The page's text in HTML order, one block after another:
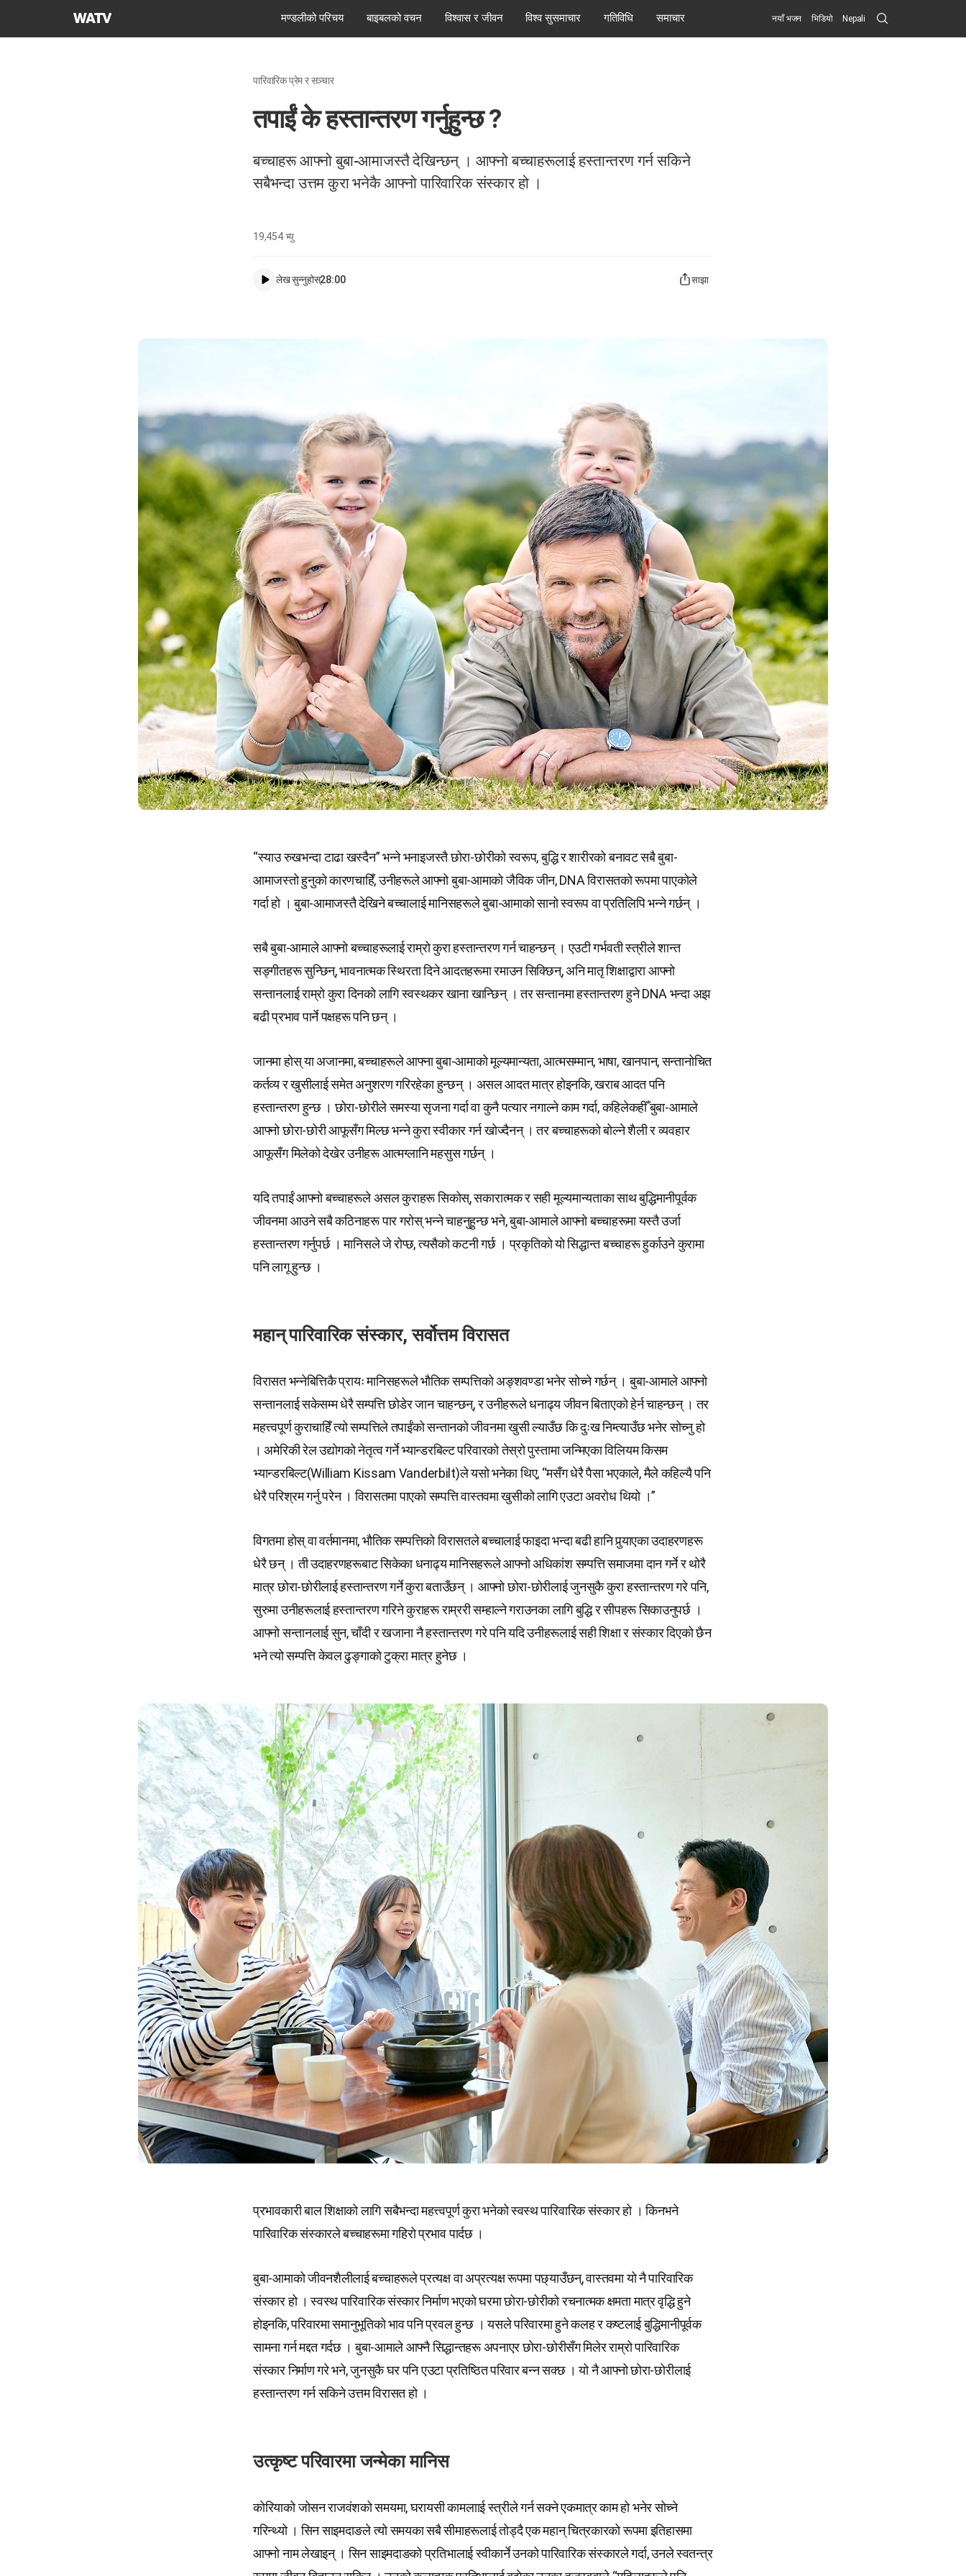
परमेश्वरको
मण्डलीको परिचय बाइबलको वचन विश्वास र जीवन विश्व सुसमाचार गतिविधि समाचार नयाँ भजन भिडियो Nepali Search
Submit
पारिवारिक प्रेम र सञ्चार
तपाईं के हस्तान्तरण गर्नुहुन्छ ?
बच्चाहरू आफ्नो बुबा-आमाजस्तै देखिन्छन् । आफ्नो बच्चाहरूलाई हस्तान्तरण गर्न सकिने
सबैभन्दा उत्तम कुरा भनेकै आफ्नो पारिवारिक संस्कार हो ।
19,454भ्यु
लेख सुन्नुहोस्28:00 साझा
“स्याउ रुखभन्दा टाढा खस्दैन” भन्ने भनाइजस्तै छोरा-छोरीको स्वरूप, बुद्धि र शारीरको बनावट सबै बुबा-
आमाजस्तो हुनुको कारणचाहिँ, उनीहरूले आफ्नो बुबा-आमाको जैविक जीन, DNA विरासतको रूपमा पाएकोले
गर्दा हो । बुबा-आमाजस्तै देखिने बच्चालाई मानिसहरूले बुबा-आमाको सानो स्वरूप वा प्रतिलिपि भन्ने गर्छन् ।
सबै बुबा-आमाले आफ्नो बच्चाहरूलाई राम्रो कुरा हस्तान्तरण गर्न चाहन्छन् । एउटी गर्भवती स्त्रीले शान्त
सङ्गीतहरू सुन्छिन्, भावनात्मक स्थिरता दिने आदतहरूमा रमाउन सिक्छिन्, अनि मातृ शिक्षाद्वारा आफ्नो
सन्तानलाई राम्रो कुरा दिनको लागि स्वस्थकर खाना खान्छिन् । तर सन्तानमा हस्तान्तरण हुने DNA भन्दा अझ
बढी प्रभाव पार्ने पक्षहरू पनि छन् ।
जानमा होस् या अजानमा, बच्चाहरूले आफ्ना बुबा-आमाको मूल्यमान्यता, आत्मसम्मान, भाषा, खानपान, सन्तानोचित
कर्तव्य र खुसीलाई समेत अनुशरण गरिरहेका हुन्छन् । असल आदत मात्र होइनकि, खराब आदत पनि
हस्तान्तरण हुन्छ । छोरा-छोरीले समस्या सृजना गर्दा वा कुनै पत्यार नगाल्ने काम गर्दा, कहिलेकहीँ बुबा-आमाले
आफ्नो छोरा-छोरी आफूसँग मिल्छ भन्ने कुरा स्वीकार गर्न खोज्दैनन् । तर बच्चाहरूको बोल्ने शैली र व्यवहार
आफूसँग मिलेको देखेर उनीहरू आत्मग्लानि महसुस गर्छन् ।
यदि तपाईं आफ्नो बच्चाहरूले असल कुराहरू सिकोस्, सकारात्मक र सही मूल्यमान्यताका साथ बुद्धिमानीपूर्वक
जीवनमा आउने सबै कठिनाहरू पार गरोस् भन्ने चाहनुहुन्छ भने, बुबा-आमाले आफ्नो बच्चाहरूमा यस्तै उर्जा
हस्तान्तरण गर्नुपर्छ । मानिसले जे रोप्छ, त्यसैको कटनी गर्छ । प्रकृतिको यो सिद्धान्त बच्चाहरू हुर्काउने कुरामा
पनि लागू हुन्छ ।
महान् पारिवारिक संस्कार, सर्वोत्तम विरासत
विरासत भन्नेबित्तिकै प्रायः मानिसहरूले भौतिक सम्पत्तिको अङ्शवण्डा भनेर सोच्ने गर्छन् । बुबा-आमाले आफ्नो
सन्तानलाई सकेसम्म धेरै सम्पत्ति छोडेर जान चाहन्छन्, र उनीहरूले धनाढ्य जीवन बिताएको हेर्न चाहन्छन् । तर
महत्त्वपूर्ण कुराचाहिँ त्यो सम्पत्तिले तपाईंको सन्तानको जीवनमा खुसी ल्याउँछ कि दुःख निम्त्याउँछ भनेर सोच्नु हो
। अमेरिकी रेल उद्योगको नेतृत्व गर्ने भ्यान्डरबिल्ट परिवारको तेस्रो पुस्तामा जन्मिएका विलियम किसम
भ्यान्डरबिल्ट(William Kissam Vanderbilt)ले यसो भनेका थिए, “मसँग धेरै पैसा भएकाले, मैले कहिल्यै पनि
धेरै परिश्रम गर्नु परेन । विरासतमा पाएको सम्पत्ति वास्तवमा खुसीको लागि एउटा अवरोध थियो ।”
विगतमा होस् वा वर्तमानमा, भौतिक सम्पत्तिको विरासतले बच्चालाई फाइदा भन्दा बढी हानि पुर्‍याएका उदाहरणहरू
धेरै छन् । ती उदाहरणहरूबाट सिकेका धनाढ्य मानिसहरूले आफ्नो अधिकांश सम्पत्ति समाजमा दान गर्ने र थोरै
मात्र छोरा-छोरीलाई हस्तान्तरण गर्ने कुरा बताउँछन् । आफ्नो छोरा-छोरीलाई जुनसुकै कुरा हस्तान्तरण गरे पनि,
सुरुमा उनीहरूलाई हस्तान्तरण गरिने कुराहरू राम्ररी सम्हाल्ने गराउनका लागि बुद्धि र सीपहरू सिकाउनुपर्छ ।
आफ्नो सन्तानलाई सुन, चाँदी र खजाना नै हस्तान्तरण गरे पनि यदि उनीहरूलाई सही शिक्षा र संस्कार दिएको छैन
भने त्यो सम्पत्ति केवल ढुङ्गाको टुक्रा मात्र हुनेछ ।
प्रभावकारी बाल शिक्षाको लागि सबैभन्दा महत्त्वपूर्ण कुरा भनेको स्वस्थ पारिवारिक संस्कार हो । किनभने
पारिवारिक संस्कारले बच्चाहरूमा गहिरो प्रभाव पार्दछ ।
बुबा-आमाको जीवनशैलीलाई बच्चाहरूले प्रत्यक्ष वा अप्रत्यक्ष रूपमा पछ्याउँछन्, वास्तवमा यो नै पारिवारिक
संस्कार हो । स्वस्थ पारिवारिक संस्कार निर्माण भएको घरमा छोरा-छोरीको रचनात्मक क्षमता मात्र वृद्धि हुने
होइनकि, परिवारमा समानुभूतिको भाव पनि प्रवल हुन्छ । यसले परिवारमा हुने कलह र कष्टलाई बुद्धिमानीपूर्वक
सामना गर्न मद्दत गर्दछ । बुबा-आमाले आफ्नै सिद्धान्तहरू अपनाएर छोरा-छोरीसँग मिलेर राम्रो पारिवारिक
संस्कार निर्माण गरे भने, जुनसुकै घर पनि एउटा प्रतिष्ठित परिवार बन्न सक्छ । यो नै आफ्नो छोरा-छोरीलाई
हस्तान्तरण गर्न सकिने उत्तम विरासत हो ।
उत्कृष्ट परिवारमा जन्मेका मानिस
कोरियाको जोसन राजवंशको समयमा, घरायसी कामलााई स्त्रीले गर्न सक्ने एकमात्र काम हो भनेर सोच्ने
गरिन्थ्यो । सिन साइमदाङले त्यो समयका सबै सीमाहरूलाई तोड्दै एक महान् चित्रकारको रूपमा इतिहासमा
आफ्नो नाम लेखाइन् । सिन साइमदाङको प्रतिभालाई स्वीकार्ने उनको पारिवारिक संस्कारले गर्दा, उनले स्वतन्त्र